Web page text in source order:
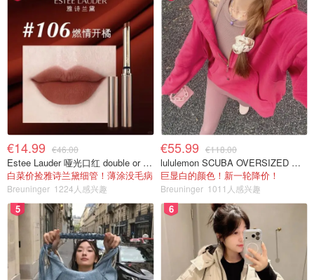
€14.99 €46.00
Estee Lauder 哑光口红 double or nothing色号
白菜价捡雅诗兰黛细管！薄涂没毛病
Breuninger 1224人感兴趣
€55.99 €118.00
lululemon SCUBA OVERSIZED 半拉链卫衣 紫红色
巨显白的颜色！新一轮降价！
Breuninger 1011人感兴趣
5 6